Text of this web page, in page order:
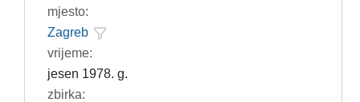
mjesto:
Zagreb
vrijeme:
jesen 1978. g.
zbirka: